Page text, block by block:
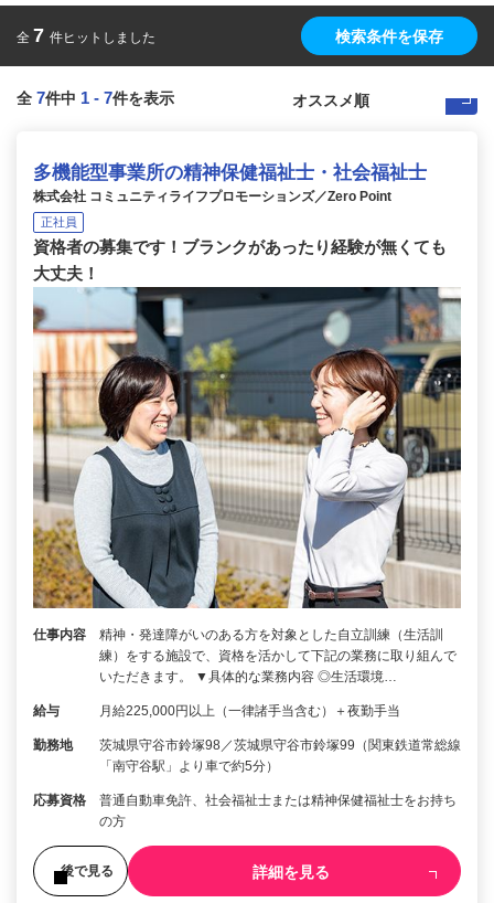
全 7 件ヒットしました 検索条件を保存
全 7件中 1 - 7件を表示
多機能型事業所の精神保健福祉士・社会福祉士
株式会社 コミュニティライフプロモーションズ／Zero Point
正社員
資格者の募集です！ブランクがあったり経験が無くても
大丈夫！
仕事内容
精神・発達障がいのある方を対象とした自立訓練（生活訓
練）をする施設で、資格を活かして下記の業務に取り組んで
いただきます。 ▼具体的な業務内容 ◎生活環境…
給与 月給225,000円以上（一律諸手当含む）＋夜勤手当
勤務地
茨城県守谷市鈴塚98／茨城県守谷市鈴塚99（関東鉄道常総線
「南守谷駅」より車で約5分）
応募資格
普通自動車免許、社会福祉士または精神保健福祉士をお持ち
の方
後で見る 詳細を見る